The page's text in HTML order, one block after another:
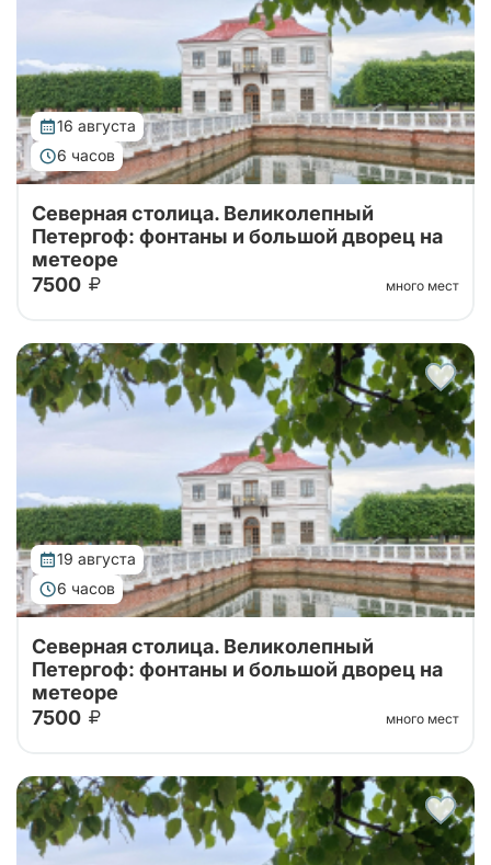
16 августа
6 часов
Петербурга в Петергоф на метеоре туда и обратно!
Поющие фонтаны с экскурсоводом, Большой
Императорский Дворец, Гроты Большого...
Северная столица. Великолепный
Петергоф: фонтаны и большой дворец на
метеоре
7500
много мест
19 августа
6 часов
Петербурга в Петергоф на метеоре туда и обратно!
Поющие фонтаны с экскурсоводом, Большой
Императорский Дворец, Гроты Большого...
Северная столица. Великолепный
Петергоф: фонтаны и большой дворец на
метеоре
7500
много мест